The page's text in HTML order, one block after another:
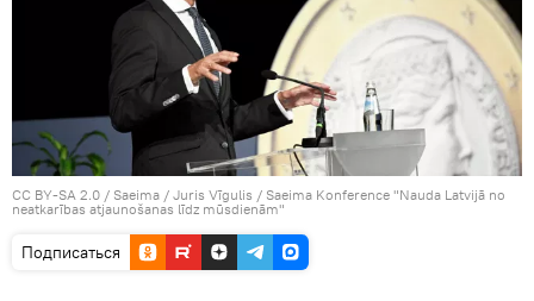
CC BY-SA 2.0 / Saeima / Juris Vīgulis / Saeima Konference "Nauda Latvijā no
neatkarības atjaunošanas līdz mūsdienām"
Подписаться